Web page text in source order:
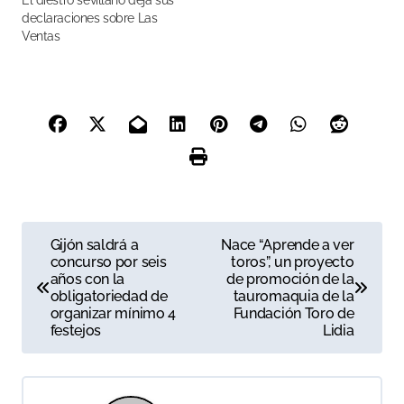
declaraciones sobre Las
Ventas
a
e
g
Gijón saldrá a
concurso por seis
años con la
obligatoriedad de
organizar mínimo 4
festejos
Nace “Aprende a ver
toros”, un proyecto
de promoción de la
tauromaquia de la
Fundación Toro de
Lidia